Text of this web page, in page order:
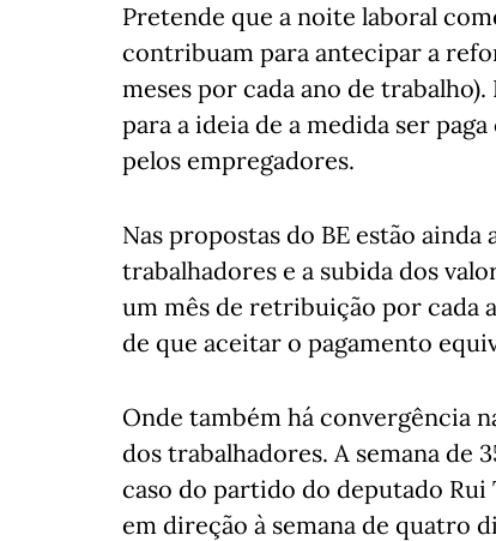
Pretende que a noite laboral
contribuam para antecipar a
meses por cada ano de
para a ideia de a medida ser
pelos empregadores.
Nas propostas do BE estão
trabalhadores e a subida dos
um mês de retribuição por cada
de que aceitar o pagamento
Onde também há convergência
dos trabalhadores. A semana de
caso do partido do deputado Rui
em direção à semana de quatro